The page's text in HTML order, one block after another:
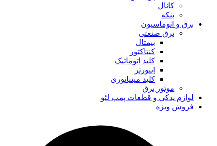
کانال
پنکه
برق و اتوماسیون
برق صنعتی
بیمتال
کنتاکتور
کلید اتوماتیک
اینورتر
کلید مینیاتوری
موتور برق
لوازم یدکی و قطعات پمپ لئو
فروش ویژه